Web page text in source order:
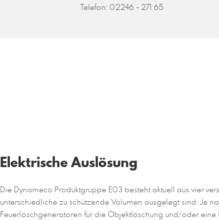
Telefon: 02246 - 271 65
Elektrische Auslösung
Die Dynameco Produktgruppe E03 besteht aktuell aus vier
unterschiedliche zu schützende Volumen ausgelegt sind. Je
Feuerlöschgeneratoren für die Objektlöschung und/oder